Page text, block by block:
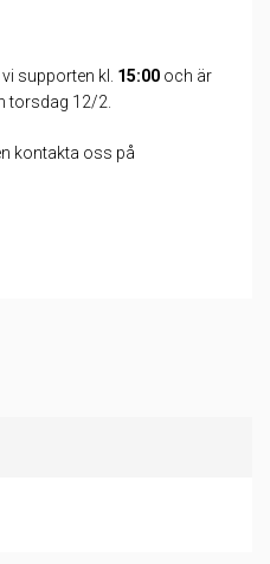
vi supporten kl. 15:00 och är
torsdag 12/2.
kontakta oss på